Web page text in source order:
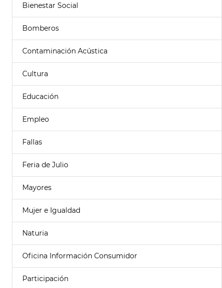
Bienestar Social
Bomberos
Contaminación Acústica
Cultura
Educación
Empleo
Fallas
Feria de Julio
Mayores
Mujer e Igualdad
Naturia
Oficina Información Consumidor
Participación